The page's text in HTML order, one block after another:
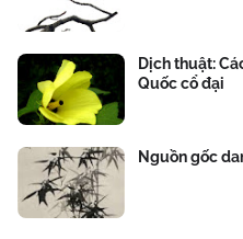
Dịch thuật:
Quốc cổ đại
Nguồn gốc